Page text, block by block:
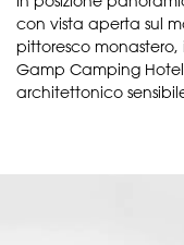
con vista aperta sul
pittoresco monastero,
Gamp Camping
architettonico